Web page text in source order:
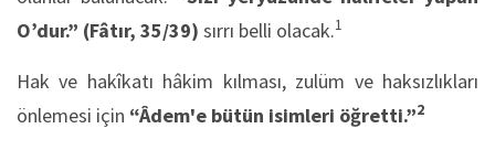
O’dur.” (Fâtır, 35/39) sırrı belli olacak.1
Hak ve hakîkatı hâkim kılması, zulüm ve haksızlıkları
önlemesi için “Âdem'e bütün isimleri öğretti.”2